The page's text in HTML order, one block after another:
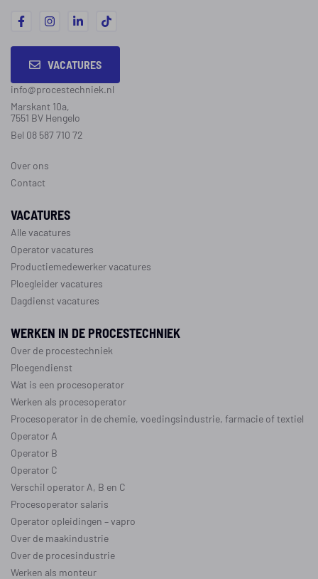
VACATURES
info@procestechniek.nl
Marskant 10a,
7551 BV Hengelo
Bel 08 587 710 72
Over ons
Contact
VACATURES
Alle vacatures
Operator vacatures
Productiemedewerker vacatures
Ploegleider vacatures
Dagdienst vacatures
WERKEN IN DE PROCESTECHNIEK
Over de procestechniek
Ploegendienst
Wat is een procesoperator
Werken als procesoperator
Procesoperator in de chemie, voedingsindustrie, farmacie oftextiel
Operator A
Operator B
Operator C
Verschil operator A, B en C
Procesoperator salaris
Operator opleidingen –vapro
Over de maakindustrie
Over de procesindustrie
Werken als monteur